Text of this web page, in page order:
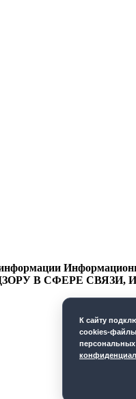
НАДЗОРУ В СФЕРЕ
К cайту
cookies-файлы.